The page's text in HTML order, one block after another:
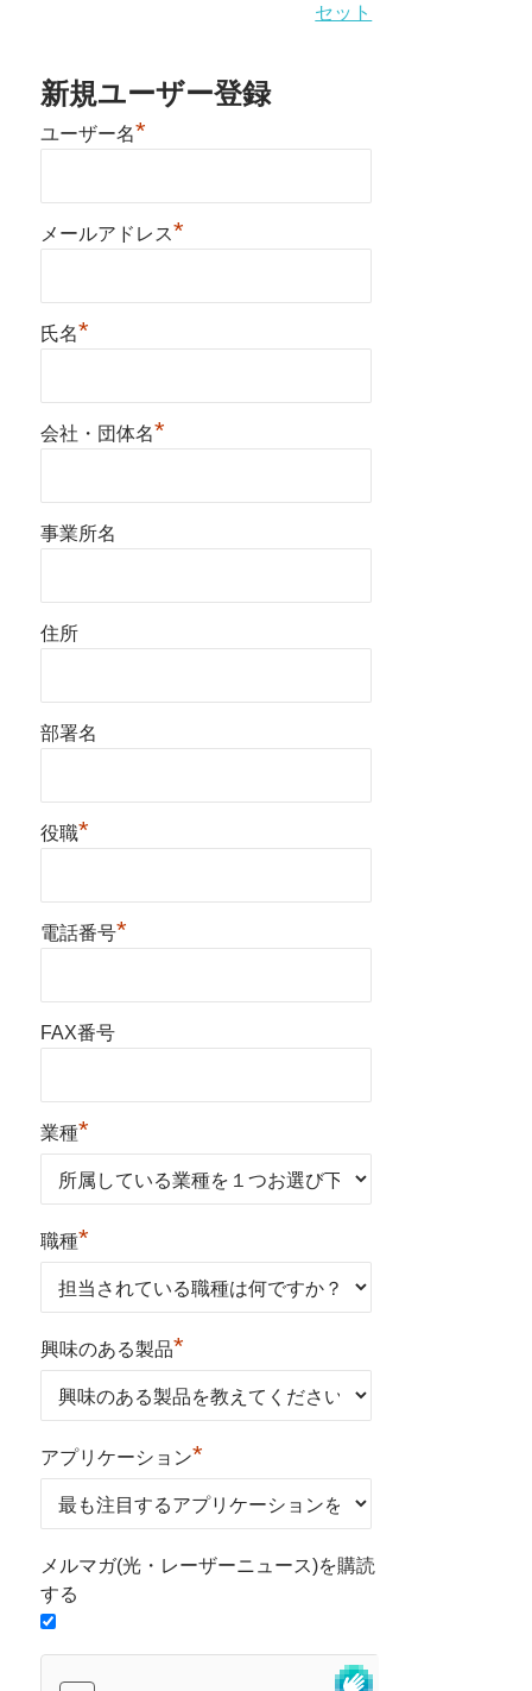
セット
新規ユーザー登録
ユーザー名*
メールアドレス*
氏名*
会社・団体名*
事業所名
住所
部署名
役職*
電話番号*
FAX番号
業種*
職種*
興味のある製品*
アプリケーション*
メルマガ(光・レーザーニュース)を購読
する